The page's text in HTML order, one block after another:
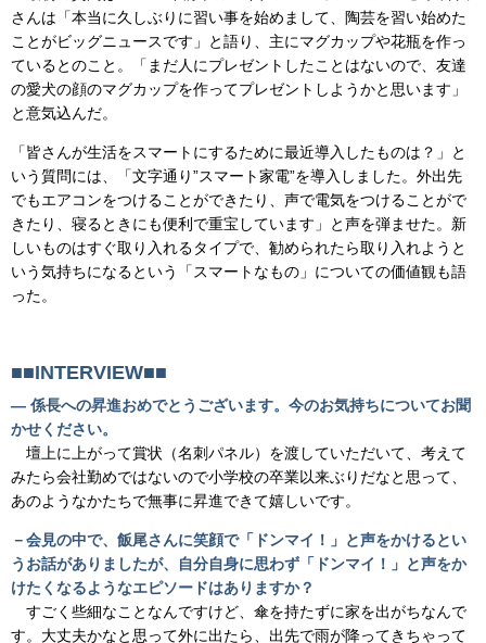
さんは「本当に久しぶりに習い事を始めまして、陶芸を習い始めた
ことがビッグニュースです」と語り、主にマグカップや花瓶を作っ
ているとのこと。「まだ人にプレゼントしたことはないので、友達
の愛犬の顔のマグカップを作ってプレゼントしようかと思います」
と意気込んだ。
「皆さんが生活をスマートにするために最近導入したものは？」と
いう質問には、「文字通り”スマート家電”を導入しました。外出先
でもエアコンをつけることができたり、声で電気をつけることがで
きたり、寝るときにも便利で重宝しています」と声を弾ませた。新
しいものはすぐ取り入れるタイプで、勧められたら取り入れようと
いう気持ちになるという「スマートなもの」についての価値観も語
った。
■■INTERVIEW■■
― 係長への昇進おめでとうございます。今のお気持ちについてお聞
かせください。
壇上に上がって賞状（名刺パネル）を渡していただいて、考えて
みたら会社勤めではないので小学校の卒業以来ぶりだなと思って、
あのようなかたちで無事に昇進できて嬉しいです。
－会見の中で、飯尾さんに笑顔で「ドンマイ！」と声をかけるとい
うお話がありましたが、自分自身に思わず「ドンマイ！」と声をか
けたくなるようなエピソードはありますか？
すごく些細なことなんですけど、傘を持たずに家を出がちなんで
す。大丈夫かなと思って外に出たら、出先で雨が降ってきちゃって